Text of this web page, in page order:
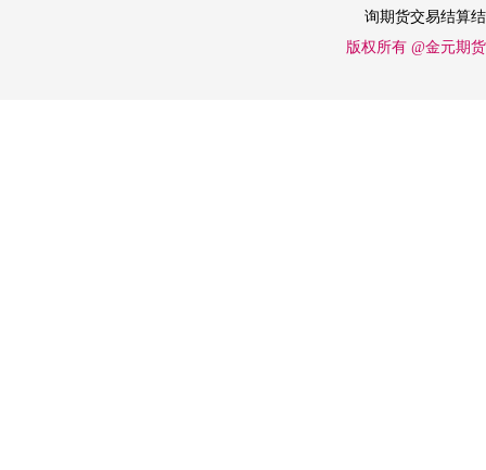
询期货交易结算
版权所有 @金元期